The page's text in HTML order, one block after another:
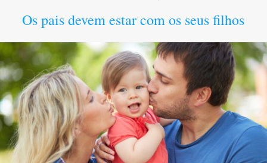
Os pais devem estar com os seus filhos